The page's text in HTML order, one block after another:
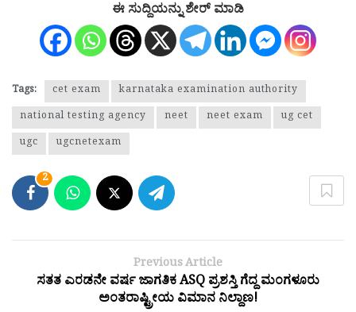
ಈ ಸುದ್ದಿಯನ್ನು ಶೇರ್ ಮಾಡಿ
Tags: cet exam
karnataka examination authority
national testing agency
neet neet exam
ug cet
ugc
ugcnetexam
2
Previous Article
ಸತತ ಎರಡನೇ ವರ್ಷ ಜಾಗತಿಕ ASQ ಪ್ರಶಸ್ತಿ ಗೆದ್ದ ಮಂಗಳೂರು
ಅಂತರಾಷ್ಟ್ರೀಯ ವಿಮಾನ ನಿಲ್ದಾಣ!